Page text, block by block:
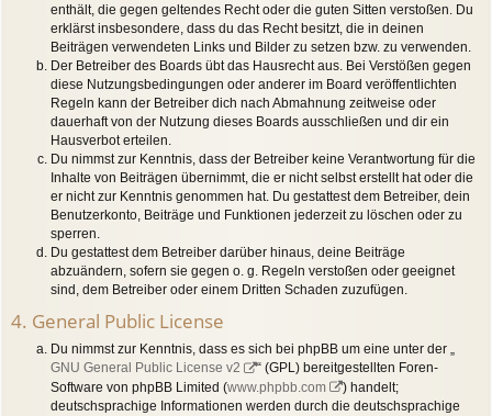
enthält, die gegen geltendes Recht oder die guten Sitten verstoßen. Du
erklärst insbesondere, dass du das Recht besitzt, die in deinen
Beiträgen verwendeten Links und Bilder zu setzen bzw. zu verwenden.
Der Betreiber des Boards übt das Hausrecht aus. Bei Verstößen gegen
diese Nutzungsbedingungen oder anderer im Board veröffentlichten
Regeln kann der Betreiber dich nach Abmahnung zeitweise oder
dauerhaft von der Nutzung dieses Boards ausschließen und dir ein
Hausverbot erteilen.
Du nimmst zur Kenntnis, dass der Betreiber keine Verantwortung für die
Inhalte von Beiträgen übernimmt, die er nicht selbst erstellt hat oder die
er nicht zur Kenntnis genommen hat. Du gestattest dem Betreiber, dein
Benutzerkonto, Beiträge und Funktionen jederzeit zu löschen oder zu
sperren.
Du gestattest dem Betreiber darüber hinaus, deine Beiträge
abzuändern, sofern sie gegen o. g. Regeln verstoßen oder geeignet
sind, dem Betreiber oder einem Dritten Schaden zuzufügen.
4. General Public License
Du nimmst zur Kenntnis, dass es sich bei phpBB um eine unter der „
GNU General Public License v2
“ (GPL) bereitgestellten Foren-
Software von phpBB Limited (www.phpbb.com
) handelt;
deutschsprachige Informationen werden durch die deutschsprachige